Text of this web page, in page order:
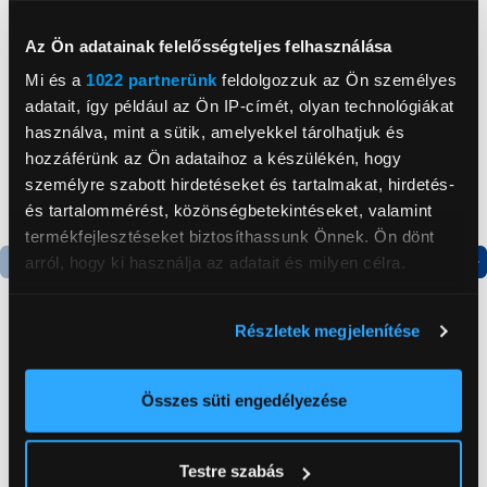
Az Ön adatainak felelősségteljes felhasználása
Mi és a 1022 partnerünk feldolgozzuk az Ön személyes
adatait, így például az Ön IP-címét, olyan technológiákat
használva, mint a sütik, amelyekkel tárolhatjuk és
hozzáférünk az Ön adataihoz a készülékén, hogy
személyre szabott hirdetéseket és tartalmakat, hirdetés-
és tartalommérést, közönségbetekintéseket, valamint
termékfejlesztéseket biztosíthassunk Önnek. Ön dönt
arról, hogy ki használja az adatait és milyen célra.
elhelyezkedéséről pár méteres pontossággal
Az Ön készülékén beazonosítása annak konkrét
módjairól és adja meg preferenciáit aRészletek
Részletek megjelenítése
Összes süti engedélyezése
Testre szabás
Gorenje NRS8182KX Side
by side hűtőszekrény
199 999 Ft
Gorenje RK14DPS4
Alulfagyasztós
kombinált hűtőszekrény
124 999 Ft